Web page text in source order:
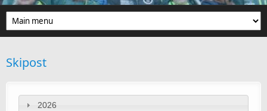
Skipost
2026